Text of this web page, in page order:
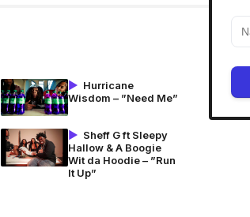
Hurricane
Wisdom – ”Need Me”
Sheff G ft Sleepy
Hallow & A Boogie
Wit da Hoodie – ”Run
It Up”